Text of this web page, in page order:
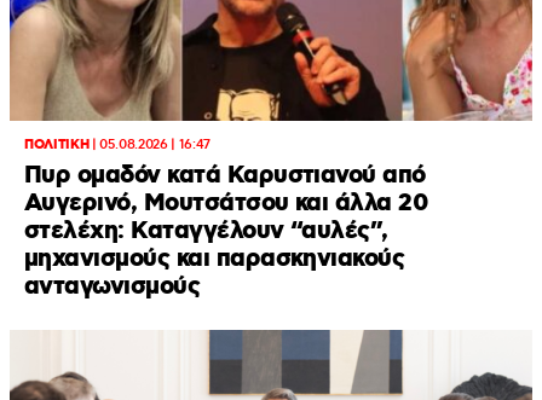
ΠΟΛΙΤΙΚΗ|05.08.2026 | 16:47
Πυρ ομαδόν κατά Καρυστιανού από
Αυγερινό, Μουτσάτσου και άλλα 20
στελέχη: Καταγγέλουν “αυλές”,
μηχανισμούς και παρασκηνιακούς
ανταγωνισμούς